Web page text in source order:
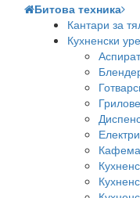
Битова техника
Кантари за
Кухненски